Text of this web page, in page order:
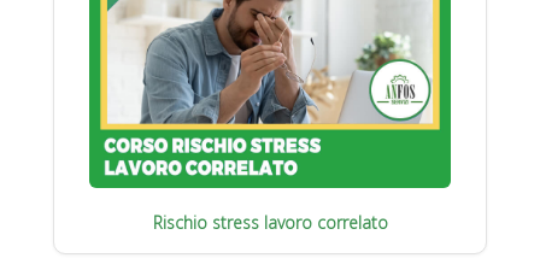
Rischio stress lavoro correlato